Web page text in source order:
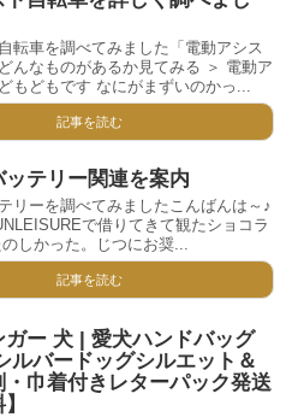
転車を調べてみました「電動アシス
んなものがあるか見てみる ＞ 電動ア
もどもです なにがまずいのかっ...
記事を読む
ッテリー関連を案内
リーを調べてみましたこんばんは～♪
で借りてきて観たショコラ
しかった。じつにお奨...
記事を読む
ガー 犬 | 愛犬ハンドバッグ
ルバードッグシルエット＆
・巾着付きレターパック発送